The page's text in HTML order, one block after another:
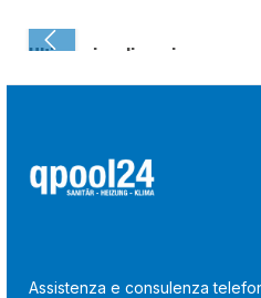
Ultima visualizzazione:
Assistenza e consulenza